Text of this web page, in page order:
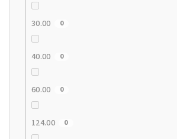
30.00 0
40.00 0
60.00 0
124.00 0